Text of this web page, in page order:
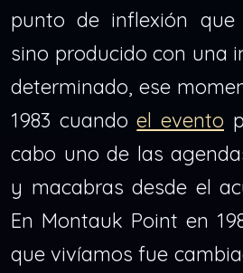
punto de inflexión
sino producido con una
determinado, ese
1983 cuandoel evento
cabo uno de las
y macabras desde el
En Montauk Point en
que vivíamos fue